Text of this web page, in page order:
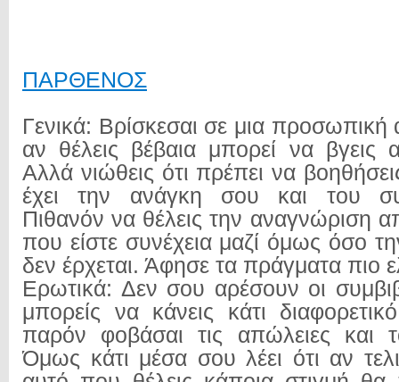
ΠΑΡΘΕΝΟΣ
Γενικά: Βρίσκεσαι σε μια
αν θέλεις βέβαια μπορεί να βγεις
Αλλά νιώθεις ότι πρέπει να
έχει την ανάγκη σου και του
Πιθανόν να θέλεις την αναγνώριση
που είστε συνέχεια μαζί όμως όσο
δεν έρχεται. Άφησε τα πράγματα πιο
Ερωτικά: Δεν σου αρέσουν οι
μπορείς να κάνεις κάτι
παρόν φοβάσαι τις απώλειες και
Όμως κάτι μέσα σου λέει ότι αν